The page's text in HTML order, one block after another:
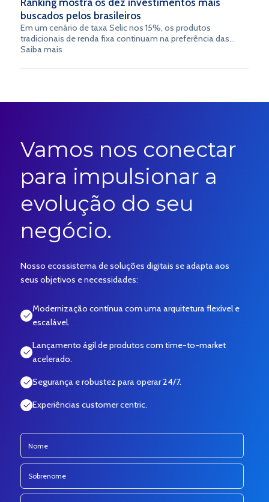
buscados pelos brasileiros
Em um cenário de taxa Selic nos 15%, os produtos
tradicionais de renda fixa continuam na preferência das
pesquisas dos investidores brasileiros. No pódio, Tesouro
lideraram as buscas no Google, segundo um levantamento
Saiba mais
Vamos nos conectar
para impulsionar a
evolução do seu
negócio.
Nosso ecossistema de soluções digitais se adapta aos
seus objetivos e necessidades:
Modernização contínua com uma arquitetura flexível e
escalável.
Lançamento ágil de produtos com time-to-market
acelerado.
Segurança e robustez para operar 24/7.
Experiências customer centric.